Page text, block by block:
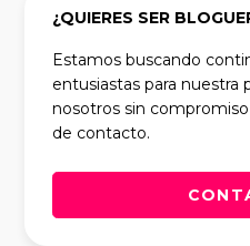
¿QUIERES SER
Estamos buscando
entusiastas para nuestra
nosotros sin
de contacto.